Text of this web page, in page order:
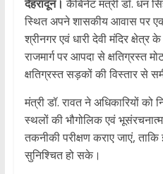
देहरादून। कैबिनेट मंत्री डॉ. धन
स्थित अपने शासकीय आवास पर
श्रीनगर एवं धारी देवी मंदिर क्षेत्र
राजमार्ग पर आपदा से क्षतिग्रस्त
क्षतिग्रस्त सड़कों की विस्तार से
मंत्री डॉ. रावत ने अधिकारियों को
स्थलों की भौगोलिक एवं
तकनीकी परीक्षण कराए जाएं,
सुनिश्चित हो सके।